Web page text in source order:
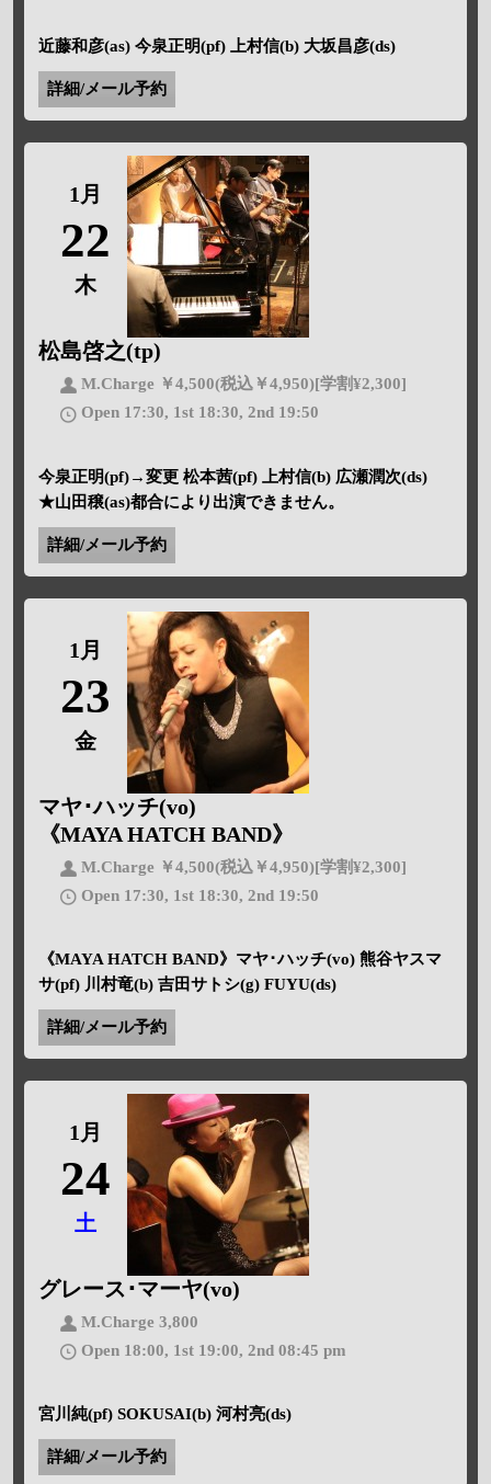
近藤和彦(as) 今泉正明(pf) 上村信(b) 大坂昌彦(ds)
詳細/メール予約
1月
22
木
松島啓之(tp)
M.Charge ￥4,500(税込￥4,950)[学割¥2,300]
Open 17:30, 1st 18:30, 2nd 19:50
今泉正明(pf)→変更 松本茜(pf) 上村信(b) 広瀬潤次(ds)
★山田穣(as)都合により出演できません。
詳細/メール予約
1月
23
金
マヤ･ハッチ(vo)
《MAYA HATCH BAND》
M.Charge ￥4,500(税込￥4,950)[学割¥2,300]
Open 17:30, 1st 18:30, 2nd 19:50
《MAYA HATCH BAND》マヤ･ハッチ(vo) 熊谷ヤスマ
サ(pf) 川村竜(b) 吉田サトシ(g) FUYU(ds)
詳細/メール予約
1月
24
土
グレース･マーヤ(vo)
M.Charge 3,800
Open 18:00, 1st 19:00, 2nd 08:45 pm
宮川純(pf) SOKUSAI(b) 河村亮(ds)
詳細/メール予約